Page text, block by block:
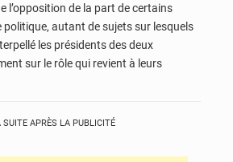
l’opposition de la part de certains
politique, autant de sujets sur lesquels
les présidents des deux
sur le rôle qui revient à leurs
SUITE APRÈS LA PUBLICITÉ